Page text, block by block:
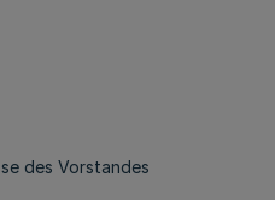
des Vorstandes